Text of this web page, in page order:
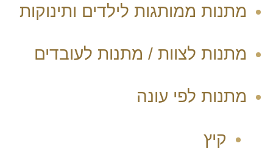
מתנות ממותגות לילדים ותינוקות
מתנות לצוות / מתנות לעובדים
מתנות לפי עונה
קיץ